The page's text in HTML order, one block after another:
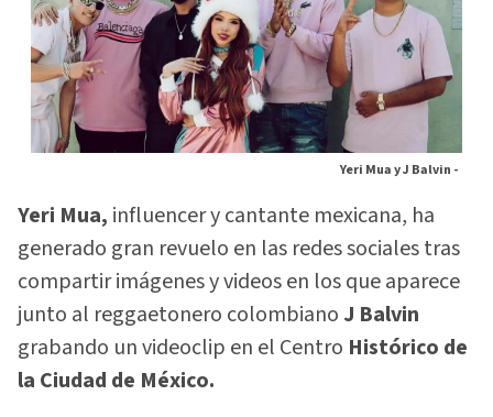
Yeri Mua y J Balvin -
Yeri Mua, influencer y cantante mexicana, ha
generado gran revuelo en las redes sociales tras
compartir imágenes y videos en los que aparece
junto al reggaetonero colombianoJ Balvin
grabando un videoclip en el Centro Histórico de
la Ciudad de México.